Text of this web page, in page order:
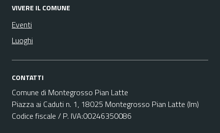
VIVERE IL COMUNE
Eventi
Luoghi
CONTATTI
Comune di Montegrosso Pian Latte
Piazza ai Caduti n. 1, 18025 Montegrosso Pian Latte (Im)
Codice fiscale / P. IVA:00246350086